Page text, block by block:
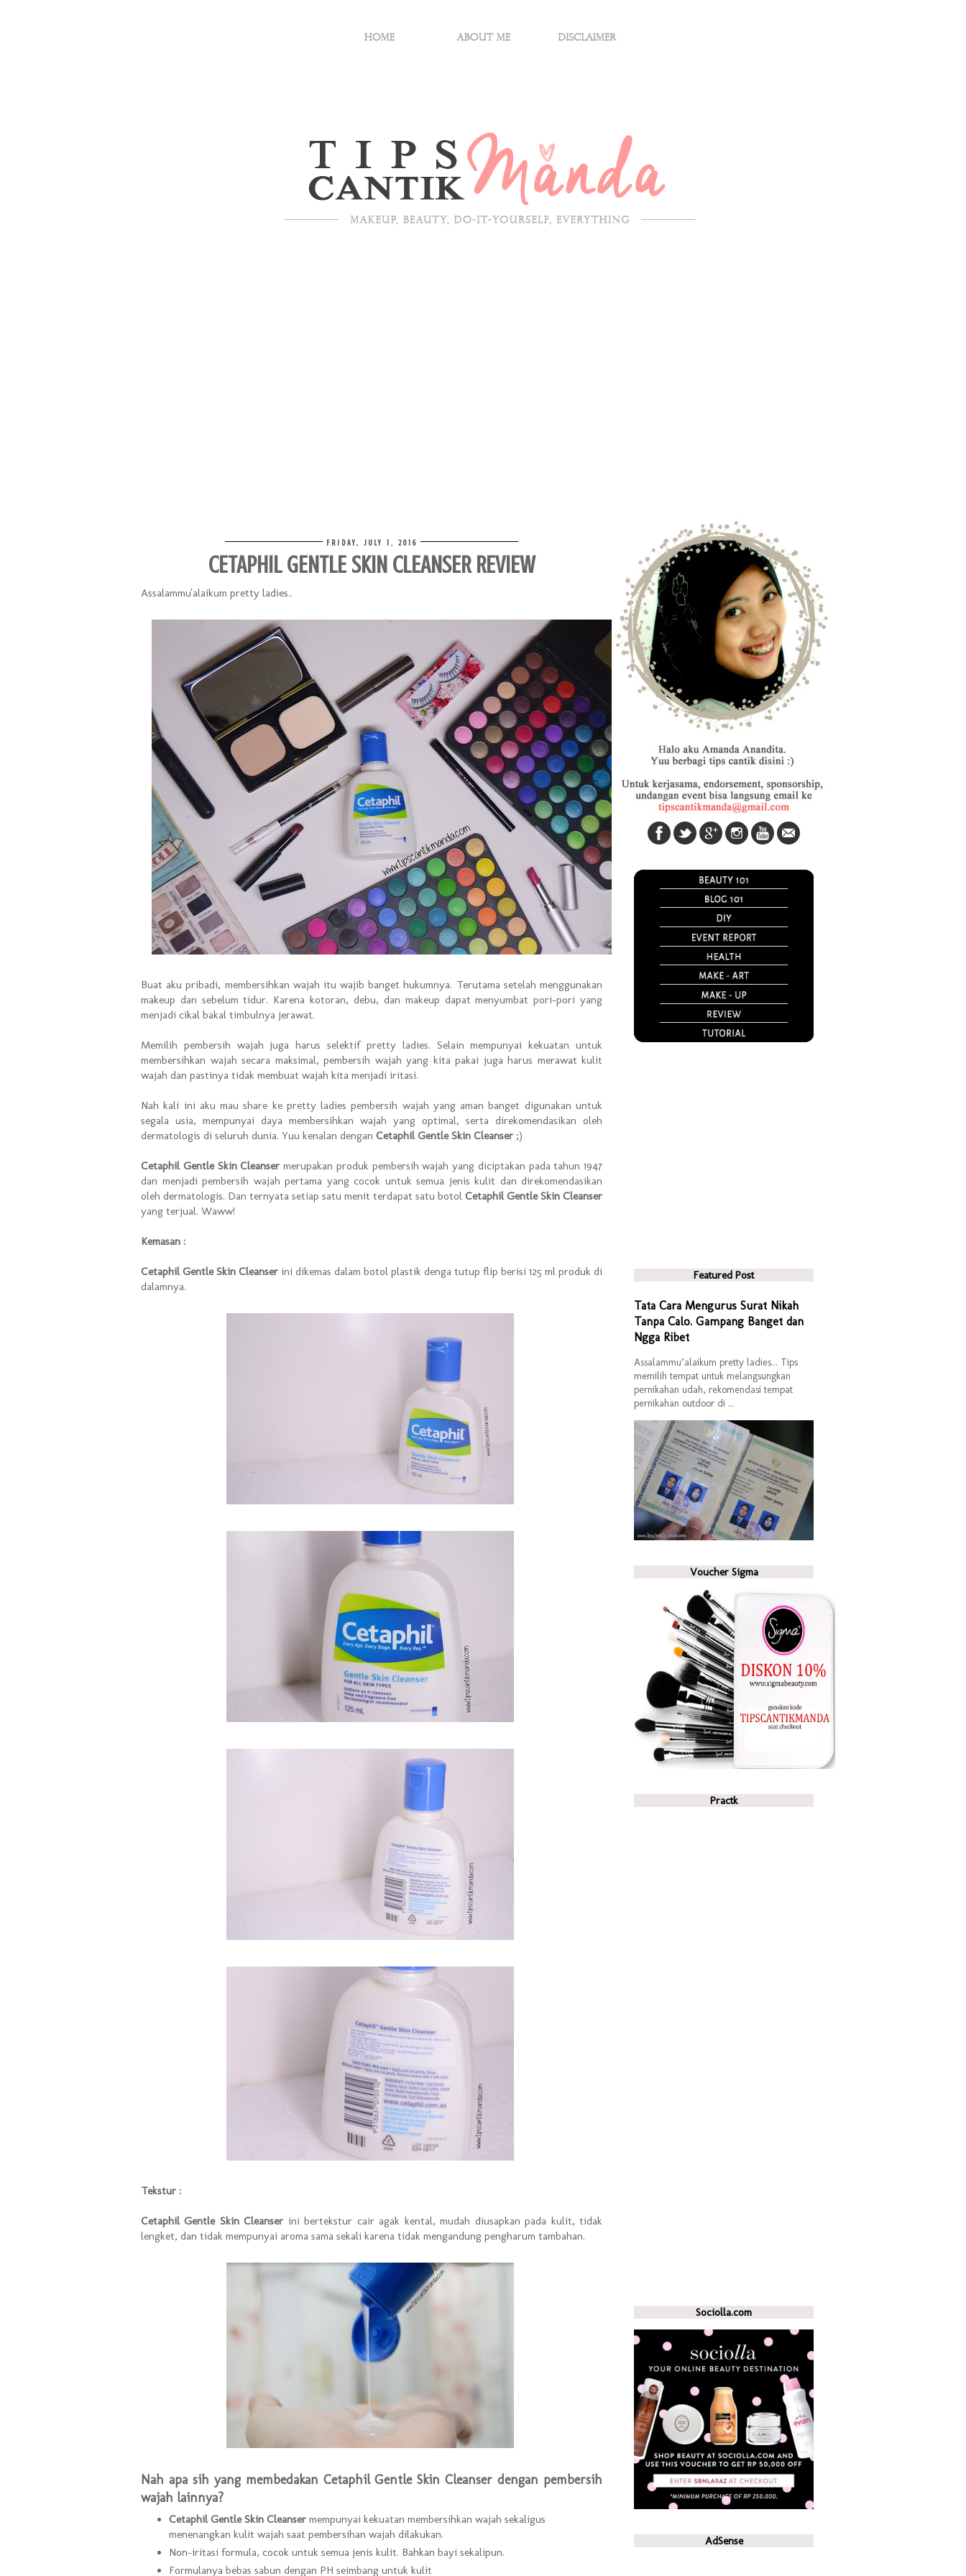
FRIDAY, JULY 1, 2016
CETAPHIL GENTLE SKIN CLEANSER REVIEW
Assalammu'alaikum pretty ladies..
Buat aku pribadi, membersihkan wajah itu wajib banget hukumnya. Terutama setelah menggunakan
makeup dan sebelum tidur. Karena kotoran, debu, dan makeup dapat menyumbat pori-pori yang
menjadi cikal bakal timbulnya jerawat.
Memilih pembersih wajah juga harus selektif pretty ladies. Selain mempunyai kekuatan untuk
membersihkan wajah secara maksimal, pembersih wajah yang kita pakai juga harus merawat kulit
wajah dan pastinya tidak membuat wajah kita menjadi iritasi.
Nah kali ini aku mau share ke pretty ladies pembersih wajah yang aman banget digunakan untuk
segala usia, mempunyai daya membersihkan wajah yang optimal, serta direkomendasikan oleh
dermatologis di seluruh dunia. Yuu kenalan dengan Cetaphil Gentle Skin Cleanser ;)
Cetaphil Gentle Skin Cleanser merupakan produk pembersih wajah yang diciptakan pada tahun 1947
dan menjadi pembersih wajah pertama yang cocok untuk semua jenis kulit dan direkomendasikan
oleh dermatologis. Dan ternyata setiap satu menit terdapat satu botol Cetaphil Gentle Skin Cleanser
yang terjual. Waww!
Kemasan :
Cetaphil Gentle Skin Cleanser ini dikemas dalam botol plastik denga tutup flip berisi 125 ml produk di
dalamnya.
Tekstur :
Cetaphil Gentle Skin Cleanser ini bertekstur cair agak kental, mudah diusapkan pada kulit, tidak
lengket, dan tidak mempunyai aroma sama sekali karena tidak mengandung pengharum tambahan.
Nah apa sih yang membedakan Cetaphil Gentle Skin Cleanser dengan pembersih
wajah lainnya?
Cetaphil Gentle Skin Cleansermempunyai kekuatan membersihkan wajah sekaligus
menenangkan kulit wajah saat pembersihan wajah dilakukan.
Non-iritasi formula, cocok untuk semua jenis kulit. Bahkan bayi sekalipun.
Formulanya bebas sabun dengan PH seimbang untuk kulit
Featured Post
Tata Cara Mengurus Surat Nikah
Tanpa Calo. Gampang Banget dan
Ngga Ribet
Assalammu’alaikum pretty ladies... Tips
memilih tempat untuk melangsungkan
pernikahan udah, rekomendasi tempat
pernikahan outdoor di ...
Voucher Sigma
Practk
Sociolla.com
AdSense